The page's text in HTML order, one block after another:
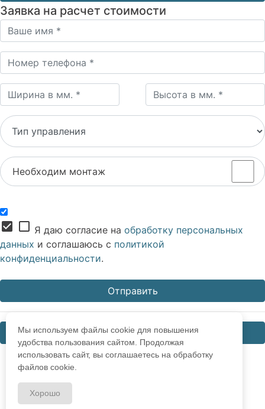
Мы используем файлы cookie для повышения
удобства пользования сайтом. Продолжая
использовать сайт, вы соглашаетесь на обработку
файлов cookie.
Хорошо
Заявка на расчет стоимости
Необходим монтаж
check_box check_box_outline_blank Я даю согласие на обработку персональных
данных и соглашаюсь с политикой
конфиденциальности.
Закрыть